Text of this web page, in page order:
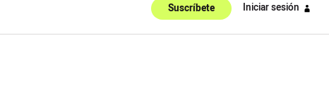
Suscríbete Iniciar sesión